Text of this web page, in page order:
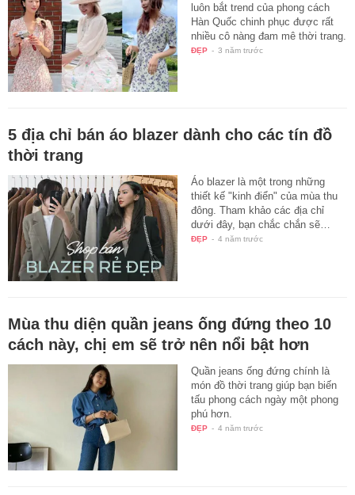
luôn bắt trend của phong cách
Hàn Quốc chinh phục được rất
nhiều cô nàng đam mê thời trang.
ĐẸP - 3 năm trước
5 địa chỉ bán áo blazer dành cho các tín đồ
thời trang
Áo blazer là một trong những
thiết kế "kinh điển" của mùa thu
đông. Tham khảo các địa chỉ
dưới đây, bạn chắc chắn sẽ…
ĐẸP - 4 năm trước
Mùa thu diện quần jeans ống đứng theo 10
cách này, chị em sẽ trở nên nổi bật hơn
Quần jeans ống đứng chính là
món đồ thời trang giúp bạn biến
tấu phong cách ngày một phong
phú hơn.
ĐẸP - 4 năm trước